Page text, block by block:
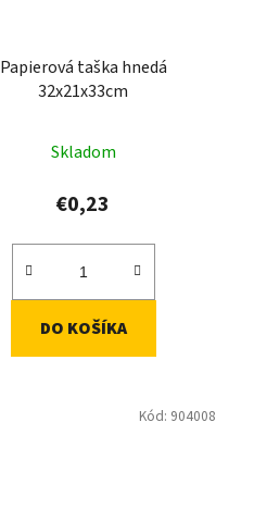
Papierová taška hnedá
32x21x33cm
Skladom
€0,23
DO KOŠÍKA
Kód: 904008